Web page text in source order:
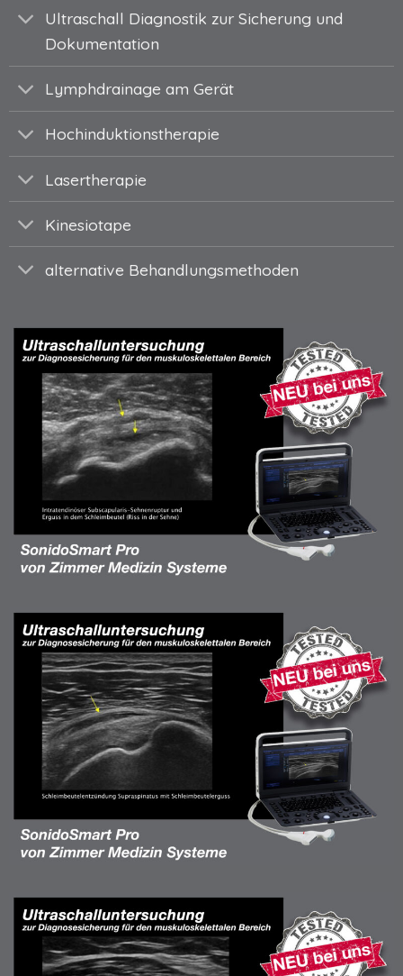
Ultraschall Diagnostik zur Sicherung und
Dokumentation
Lymphdrainage am Gerät
Hochinduktionstherapie
Lasertherapie
Kinesiotape
alternative Behandlungsmethoden